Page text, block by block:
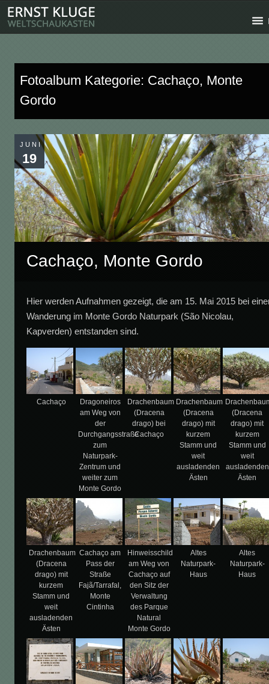
Fotoalbum Kategorie: Cachaço, Monte
Gordo
JUNI
19
Cachaço, Monte Gordo
Hier werden Aufnahmen gezeigt, die am 15. Mai 2015 bei
Wanderung im Monte Gordo Naturpark (São Nicolau,
Kapverden) entstanden sind.
Cachaço
Dragoneiros
am Weg von
der
Durchgangsstraße
zum
Naturpark-
Zentrum und
weiter zum
Monte Gordo
Drachenbaum
(Dracena
drago) bei
Cachaço
Drachenbaum
(Dracena
drago) mit
kurzem
Stamm und
weit
ausladenden
Ästen
(Dracena
drago) mit
kurzem
Stamm und
weit
ausladenden
Ästen
Drachenbaum
(Dracena
drago) mit
kurzem
Stamm und
weit
ausladenden
Ästen
Cachaço am
Pass der
Straße
Fajã/Tarrafal,
Monte
Cintinha
Hinweisschild
am Weg von
Cachaço auf
den Sitz der
Verwaltung
des Parque
Natural
Monte Gordo
Altes
Naturpark-
Haus
Altes
Naturpark-
Haus